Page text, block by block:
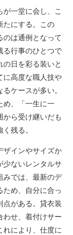
一堂に会し、こ
たにする。この
のは通例となって
る行事のひとつで
日を彩る装いと
に高度な職人技や
ケースが多い。
め、「一生に一
から受け継いだも
残る。
ザインやサイズか
少ないレンタルサ
みでは、最新のデ
め、自分に合っ
点がある。貸衣装
わせ、着付けサー
れにより、仕度に